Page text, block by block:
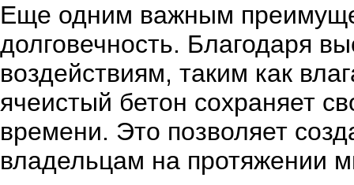
Еще одним важным
долговечность. Благодаря
воздействиям, таким как
ячеистый бетон сохраняет
времени. Это позволяет
владельцам на протяжении